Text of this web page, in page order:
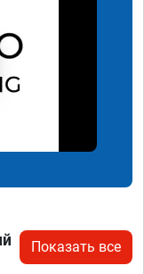
Показать все